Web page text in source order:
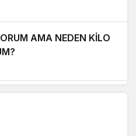
AMA NEDEN KİLO